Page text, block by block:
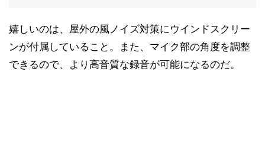
嬉しいのは、屋外の風ノイズ対策にウインドスクリー
ンが付属していること。また、マイク部の角度を調整
できるので、より高音質な録音が可能になるのだ。